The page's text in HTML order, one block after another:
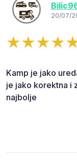
20/07/
Kamp je jako
je jako korektna i
najbolje